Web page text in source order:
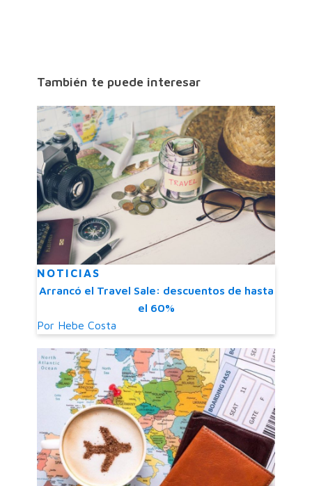
También te puede interesar
NOTICIAS
Arrancó el Travel Sale: descuentos de hasta
el 60%
Por Hebe Costa